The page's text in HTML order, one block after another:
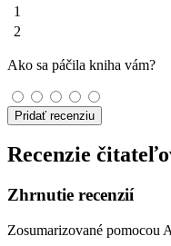
1
2
Ako sa páčila kniha vám?
Pridať recenziu
Recenzie
Zhrnutie recenzií
Zosumarizované pomocou